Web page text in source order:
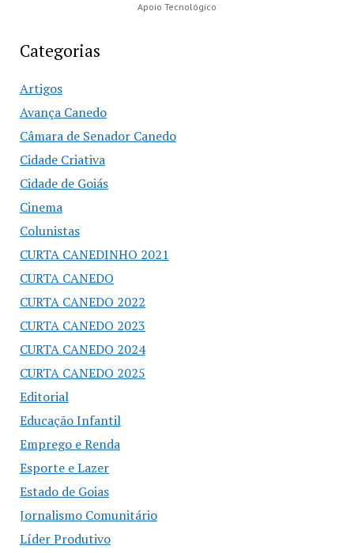
Apoio Tecnológico
Categorias
Artigos
Avança Canedo
Câmara de Senador Canedo
Cidade Criativa
Cidade de Goiás
Cinema
Colunistas
CURTA CANEDINHO 2021
CURTA CANEDO
CURTA CANEDO 2022
CURTA CANEDO 2023
CURTA CANEDO 2024
CURTA CANEDO 2025
Editorial
Educação Infantil
Emprego e Renda
Esporte e Lazer
Estado de Goias
Jornalismo Comunitário
Líder Produtivo